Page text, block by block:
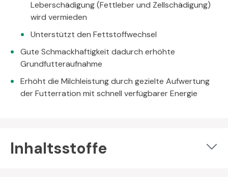
Leberschädigung (Fettleber und Zellschädigung)
wird vermieden
Unterstützt den Fettstoffwechsel
Gute Schmackhaftigkeit dadurch erhöhte
Grundfutteraufnahme
Erhöht die Milchleistung durch gezielte Aufwertung
der Futterration mit schnell verfügbarer Energie
Inhaltsstoffe